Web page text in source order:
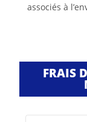
associés à
FRAIS